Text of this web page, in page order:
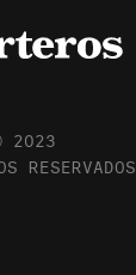
2023
RESERVADOS